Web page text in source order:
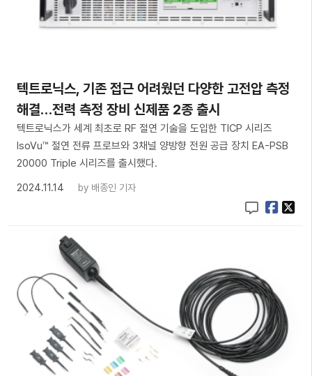
텍트로닉스, 기존 접근 어려웠던 다양한 고전압 측정
해결…전력 측정 장비 신제품 2종 출시
텍트로닉스가 세계 최초로 RF 절연 기술을 도입한 TICP 시리즈
IsoVu™ 절연 전류 프로브와 3채널 양방향 전원 공급 장치 EA-PSB
20000 Triple 시리즈를 출시했다.
2024.11.14
by 배종인 기자